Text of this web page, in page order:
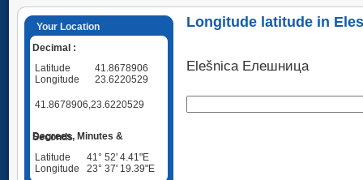
Your Location
Decimal :
Latitude
41.8678906
Longitude
23.6220529
41.8678906,23.6220529
Degrees, Minutes & Seconds
Latitude
41° 52' 4.41"E
Longitude
23° 37' 19.39"E
Longitude latitude in
Elešnica Елешница